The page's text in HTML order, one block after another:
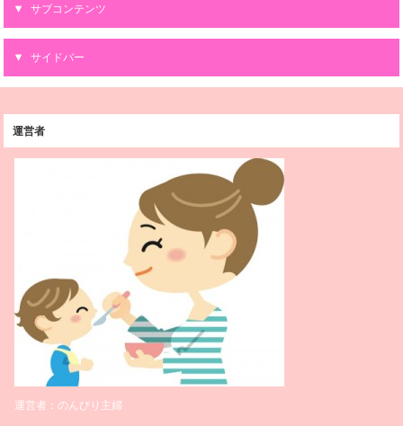
サブコンテンツ
サイドバー
運営者
運営者：のんびり主婦